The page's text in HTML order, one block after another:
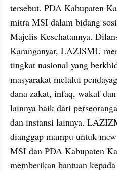
tersebut. PDA Kabupaten
mitra MSI dalam bidang
Majelis Kesehatannya.
Karanganyar, LAZISMU
tingkat nasional yang
masyarakat melalui
dana zakat, infaq, wakaf
lainnya baik dari
dan instansi lainnya.
dianggap mampu untuk
MSI dan PDA Kabupaten
memberikan bantuan